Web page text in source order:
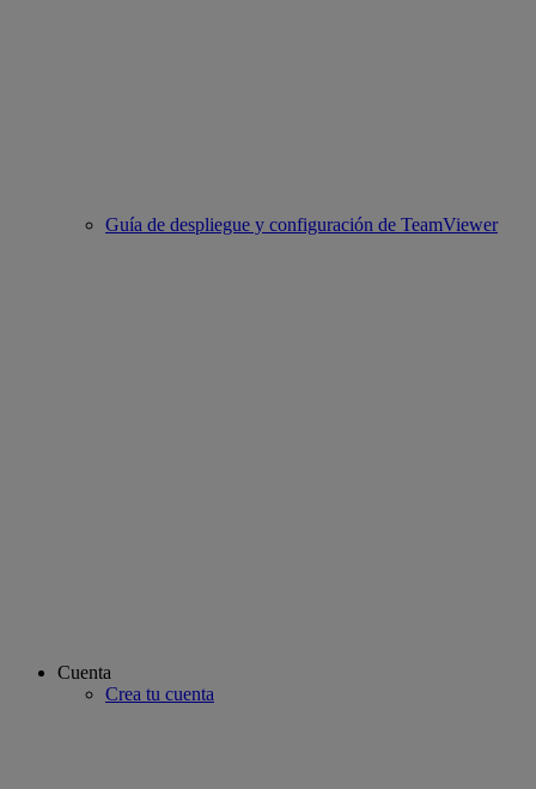
Guía de despliegue y configuración de TeamViewer
Cuenta
Crea tu cuenta